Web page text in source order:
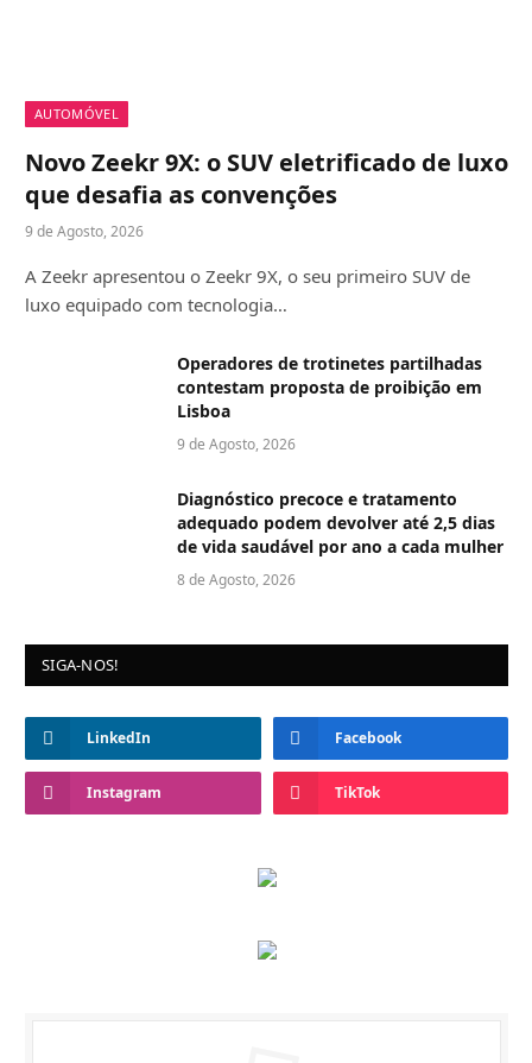
AUTOMÓVEL
Novo Zeekr 9X: o SUV eletrificado de luxo
que desafia as convenções
9 de Agosto, 2026
A Zeekr apresentou o Zeekr 9X, o seu primeiro SUV de
luxo equipado com tecnologia…
Operadores de trotinetes partilhadas
contestam proposta de proibição em
Lisboa
9 de Agosto, 2026
Diagnóstico precoce e tratamento
adequado podem devolver até 2,5 dias
de vida saudável por ano a cada mulher
8 de Agosto, 2026
SIGA-NOS!
LinkedIn Facebook
Instagram TikTok